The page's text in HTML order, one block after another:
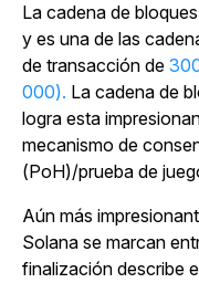
La cadena de bloques
y es una de las
de transacción de
000). La cadena de
logra esta
mecanismo de
(PoH)/prueba de
Aún más
Solana se marcan
finalización describe